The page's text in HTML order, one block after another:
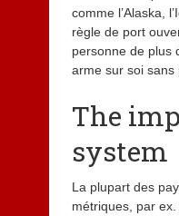
comme l’Alaska,
règle de port
personne de plus
arme sur soi sans
The
system
La plupart des
métriques, par ex.